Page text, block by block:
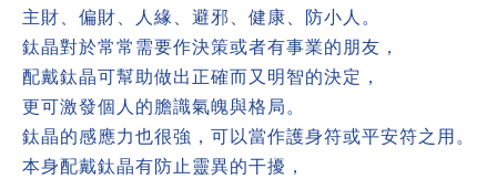
主財、偏財、人緣、避邪、健康、防小人。
鈦晶對於常常需要作決策或者有事業的朋友，
配戴鈦晶可幫助做出正確而又明智的決定，
更可激發個人的膽識氣魄與格局。
鈦晶的感應力也很強，可以當作護身符或平安符之用。
本身配戴鈦晶有防止靈異的干擾，